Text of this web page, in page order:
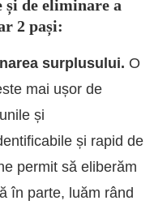
și de eliminare a
2 pași:
surplusului. O
mai ușor de
și
și rapid de
permit să eliberăm
în parte, luăm rând